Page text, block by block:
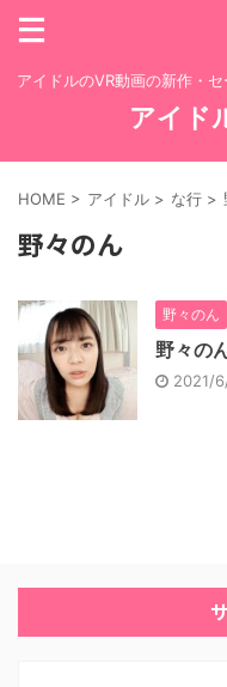
アイドルのVR動画の新作・
アイド
HOME > アイドル > な行 >
野々のん
野々のん
野々の
2021/